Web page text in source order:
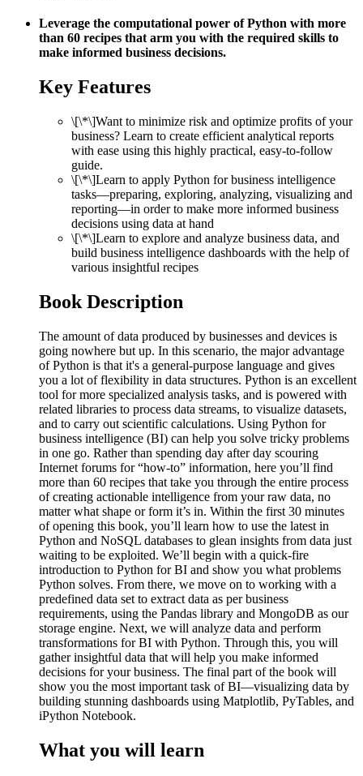
Leverage the computational power of Python with more
than 60 recipes that arm you with the required skills to
make informed business decisions.
Key Features
\[\*\]Want to minimize risk and optimize profits of your
business? Learn to create efficient analytical reports
with ease using this highly practical, easy-to-follow
guide.
\[\*\]Learn to apply Python for business intelligence
tasks—preparing, exploring, analyzing, visualizing and
reporting—in order to make more informed business
decisions using data at hand
\[\*\]Learn to explore and analyze business data, and
build business intelligence dashboards with the help of
various insightful recipes
Book Description
The amount of data produced by businesses and devices is
going nowhere but up. In this scenario, the major advantage
of Python is that it's a general-purpose language and gives
you a lot of flexibility in data structures. Python is an excellent
tool for more specialized analysis tasks, and is powered with
related libraries to process data streams, to visualize datasets,
and to carry out scientific calculations. Using Python for
business intelligence (BI) can help you solve tricky problems
in one go. Rather than spending day after day scouring
Internet forums for “how-to” information, here you’ll find
more than 60 recipes that take you through the entire process
of creating actionable intelligence from your raw data, no
matter what shape or form it’s in. Within the first 30 minutes
of opening this book, you’ll learn how to use the latest in
Python and NoSQL databases to glean insights from data just
waiting to be exploited. We’ll begin with a quick-fire
introduction to Python for BI and show you what problems
Python solves. From there, we move on to working with a
predefined data set to extract data as per business
requirements, using the Pandas library and MongoDB as our
storage engine. Next, we will analyze data and perform
transformations for BI with Python. Through this, you will
gather insightful data that will help you make informed
decisions for your business. The final part of the book will
show you the most important task of BI—visualizing data by
building stunning dashboards using Matplotlib, PyTables, and
iPython Notebook.
What you will learn